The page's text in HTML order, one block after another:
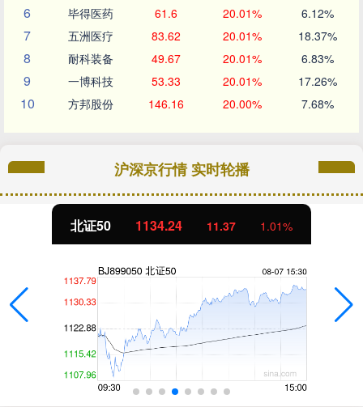
6 毕得医药 61.6 20.01% 6.12%
7 五洲医疗 83.62 20.01% 18.37%
8 耐科装备 49.67 20.01% 6.83%
9 一博科技 53.33 20.01% 17.26%
10 方邦股份 146.16 20.00% 7.68%
沪深京行情 实时轮播
北证50 1134.24 11.37 1.01%